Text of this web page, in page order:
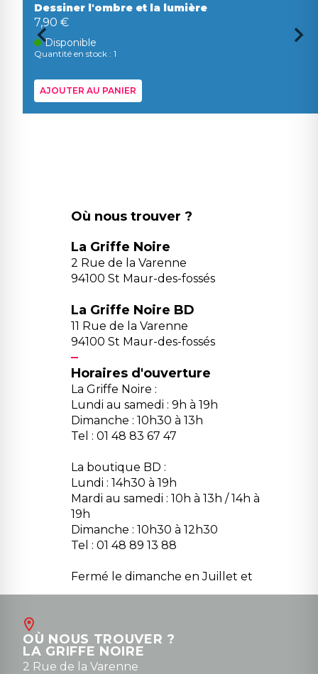
Dessiner l'ombre et la lumière
7,90 €
Disponible
Quantité en stock : 1
AJOUTER AU PANIER
Où nous trouver ?
La Griffe Noire
2 Rue de la Varenne
94100 St Maur-des-fossés
La Griffe Noire BD
11 Rue de la Varenne
94100 St Maur-des-fossés
Horaires d'ouverture
La Griffe Noire :
Lundi au samedi : 9h à 19h
Dimanche : 10h30 à 13h
Tel : 01 48 83 67 47
La boutique BD :
Lundi : 14h30 à 19h
Mardi au samedi : 10h à 13h / 14h à
19h
Dimanche : 10h30 à 12h30
Tel : 01 48 89 13 88
Fermé le dimanche en Juillet et
Août
contact@la-griffe-noire.com
0148836747
OÙ NOUS TROUVER ?
LA GRIFFE NOIRE
2 Rue de la Varenne